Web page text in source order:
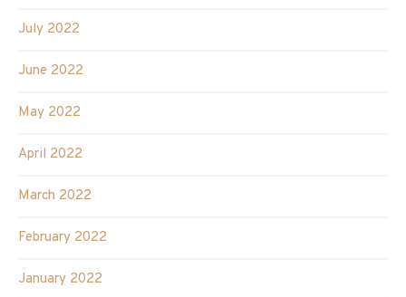
July 2022
June 2022
May 2022
April 2022
March 2022
February 2022
January 2022